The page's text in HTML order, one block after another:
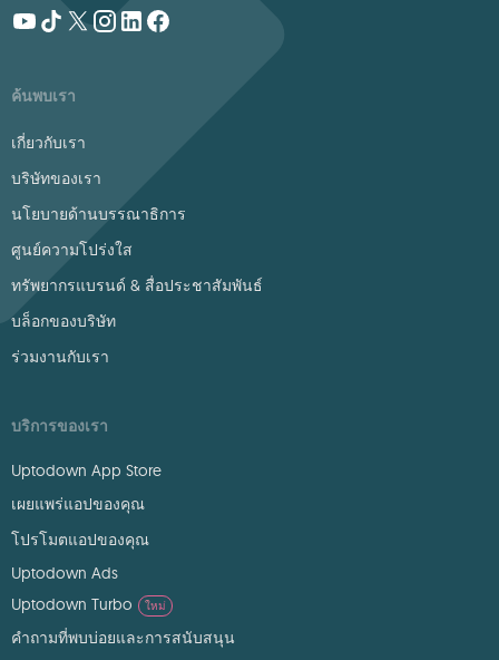
ค้นพบเรา
เกี่ยวกับเรา
บริษัทของเรา
นโยบายด้านบรรณาธิการ
ศูนย์ความโปร่งใส
ทรัพยากรแบรนด์ & สื่อประชาสัมพันธ์
บล็อกของบริษัท
ร่วมงานกับเรา
บริการของเรา
Uptodown App Store
เผยแพร่แอปของคุณ
โปรโมตแอปของคุณ
Uptodown Ads
Uptodown Turbo
ใหม่
คำถามที่พบบ่อยและการสนับสนุน